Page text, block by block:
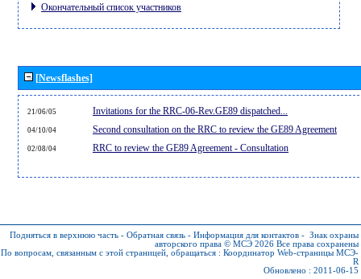
Окончательный список участников
[Newsflashes]
21/06/05 Invitations for the RRC-06-Rev.GE89 dispatched...
04/10/04 Second consultation on the RRC to review the GE89 Agreement
02/08/04 RRC to review the GE89 Agreement - Consultation
Подняться в верхнюю часть - Обратная связь - Информация для контактов - Знак охраны
авторского права © МСЭ 2026 Все права сохранены
По вопросам, связанным с этой страницей, обращаться : Координатор Web-страницы МСЭ-
R
Обновлено : 2011-06-15